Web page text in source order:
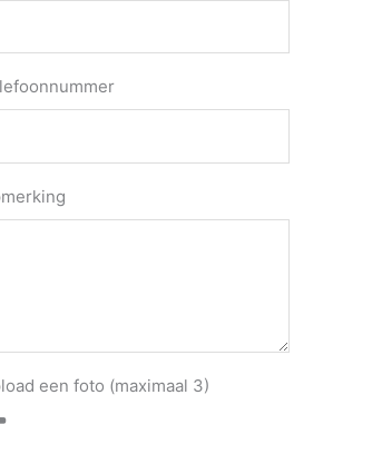
een foto (maximaal 3)